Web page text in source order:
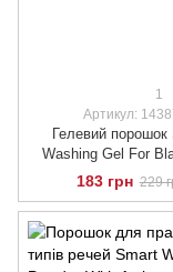
1
Артикул:
Гелевий порошок
Washing Gel For
прання чорних
183 грн 229